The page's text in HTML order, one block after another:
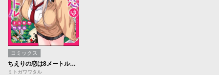
コミックス
ちえりの恋は8メートル【期間限定無料】
ミトガワワタル